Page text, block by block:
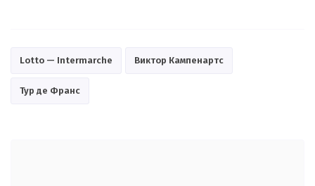
Lotto — Intermarche Виктор Кампенартс
Тур де Франс